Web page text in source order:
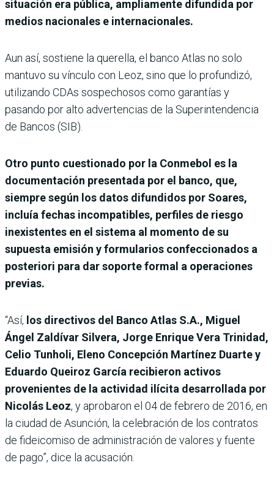
situación era pública, ampliamente difundida por
medios nacionales e inter­nacionales.
Aun así, sostiene la querella, el banco Atlas no solo
mantuvo su vínculo con Leoz, sino que lo profundizó,
utilizando CDAs sospechosos como garantías y
pasando por alto advertencias de la Super­intendencia
de Bancos (SIB).
Otro punto cuestionado por la Conmebol es la
documentación presentada por el banco, que,
siempre según los datos difundidos por Soares,
incluía fechas incompatibles, perfiles de riesgo
inexistentes en el sistema al momento de su
supuesta emisión y formularios confeccionados a
posteriori para dar soporte formal a operaciones
previas.
“Así, los directivos del Banco Atlas S.A., Miguel
Ángel Zaldívar Silvera, Jorge Enrique Vera Trinidad,
Celio Tunholi, Eleno Concepción Martínez Duarte y
Eduardo Queiroz García recibieron activos
provenientes de la actividad ilícita desarrollada por
Nicolás Leoz, y aprobaron el 04 de febrero de 2016, en
la ciudad de Asunción, la celebración de los contratos
de fideicomiso de administración de valores y fuente
de pago”, dice la acusación.